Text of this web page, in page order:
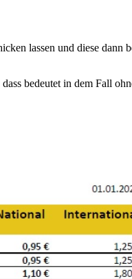
lassen und diese dann
bedeutet in dem Fall